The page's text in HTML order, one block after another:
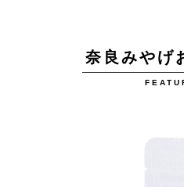
奈良みやげ